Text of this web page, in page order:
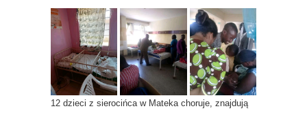
12 dzieci z sierocińca w Mateka choruje, znajdują